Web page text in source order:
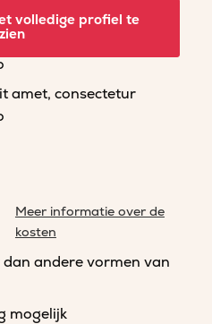
amet, consectetur
amet, consectetur
volledige profiel te
zien
Meer informatie over de
kosten
andere vormen van
mogelijk